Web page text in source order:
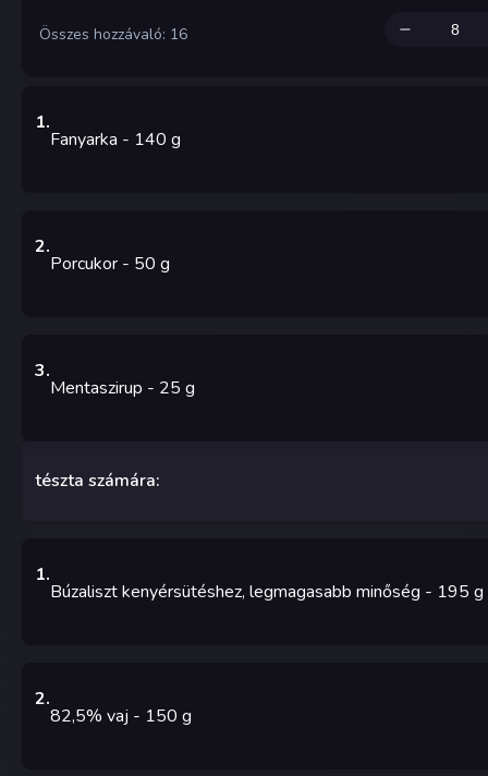
Összes hozzávaló: 16
1.
Fanyarka - 140 g
2.
Porcukor - 50 g
3.
Mentaszirup - 25 g
tészta számára:
1.
Búzaliszt kenyérsütéshez, legmagasabb minőség - 195 g
2.
82,5% vaj - 150 g